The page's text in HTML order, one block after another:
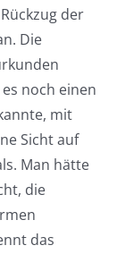
der
Die
noch einen
mit
Sicht auf
Man hätte
die
das